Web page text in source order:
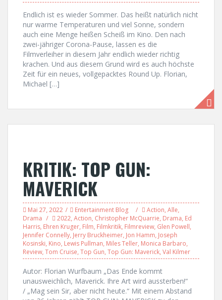
Endlich ist es wieder Sommer. Das heißt natürlich nicht
nur warme Temperaturen und viel Sonne, sondern
auch eine Menge heißen Scheiß im Kino. Den nach
zwei-jähriger Corona-Pause, lassen es die
Filmverleiher in diesem Jahr endlich wieder richtig
krachen. Und aus diesem Grund wird es auch höchste
Zeit für ein neues, vollgepacktes Round Up. Florian,
Michael […]
KRITIK: TOP GUN:
MAVERICK
Mai 27, 2022 Entertainment Blog Action, Alle,
Drama
2022, Action, Christopher McQuarrie, Drama, Ed
Harris, Ehren Kruger, Film, Filmkritik, Filmreview, Glen Powell,
Jennifer Connelly, Jerry Bruckheimer, Jon Hamm, Joseph
Kosinski, Kino, Lewis Pullman, Miles Teller, Monica Barbaro,
Review, Tom Cruise, Top Gun, Top Gun: Maverick, Val Kilmer
Autor: Florian Wurfbaum „Das Ende kommt
unausweichlich, Maverick. Ihre Art wird aussterben!“
/ „Mag sein Sir, aber nicht heute.“ Mit einem Abstand